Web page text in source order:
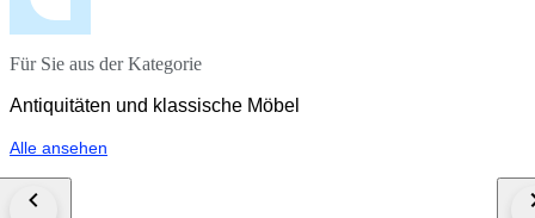
Für Sie aus der Kategorie
Antiquitäten und klassische Möbel
Alle ansehen